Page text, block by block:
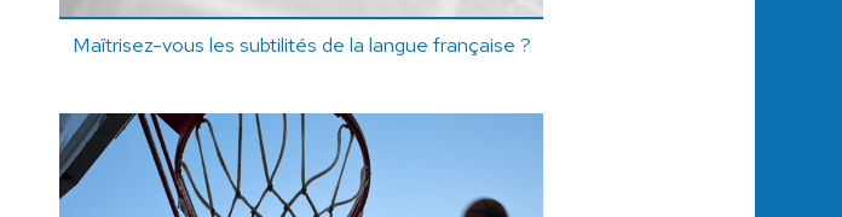
Maîtrisez-vous les subtilités de la langue française ?